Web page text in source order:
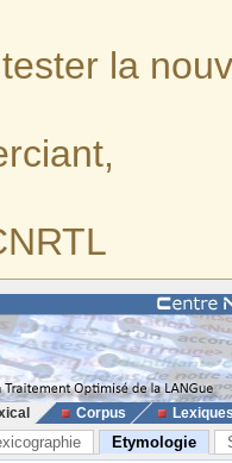
la
Corpus
Etymologie